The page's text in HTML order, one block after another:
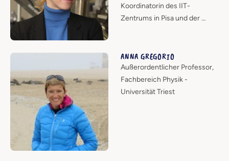
Koordinatorin des IIT-
Zentrums in Pisa und der …
ANNA GREGORIO
Außerordentlicher Professor,
Fachbereich Physik -
Universität Triest